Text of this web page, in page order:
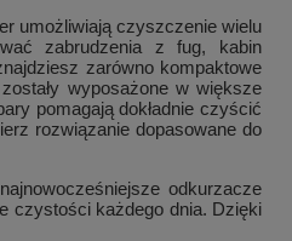
umożliwiają czyszczenie wielu
zabrudzenia z fug, kabin
zarówno kompaktowe
wyposażone w większe
pomagają dokładnie czyścić
rozwiązanie dopasowane do
odkurzacze
czystości każdego dnia. Dzięki